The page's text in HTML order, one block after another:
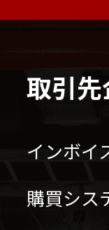
取引
インボイ
購買シス